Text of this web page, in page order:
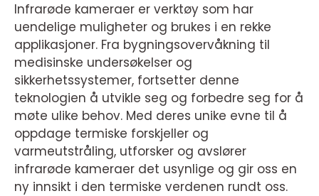
Infrarøde kameraer er verktøy som har
uendelige muligheter og brukes i en rekke
applikasjoner. Fra bygningsovervåkning til
medisinske undersøkelser og
sikkerhetssystemer, fortsetter denne
teknologien å utvikle seg og forbedre seg for å
møte ulike behov. Med deres unike evne til å
oppdage termiske forskjeller og
varmeutstråling, utforsker og avslører
infrarøde kameraer det usynlige og gir oss en
ny innsikt i den termiske verdenen rundt oss.